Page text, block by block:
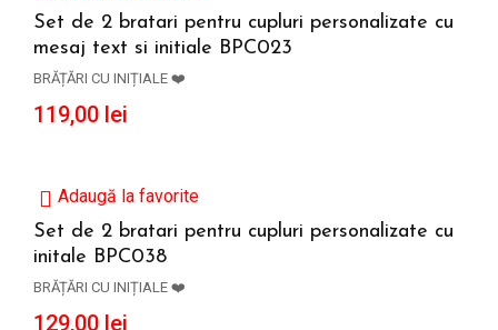
Set de 2 bratari pentru cupluri personalizate cu
mesaj text si initiale BPC023
BRĂȚĂRI CU INIȚIALE ❤️
119,00 lei
Adaugă la favorite
Set de 2 bratari pentru cupluri personalizate cu
initale BPC038
BRĂȚĂRI CU INIȚIALE ❤️
129,00 lei